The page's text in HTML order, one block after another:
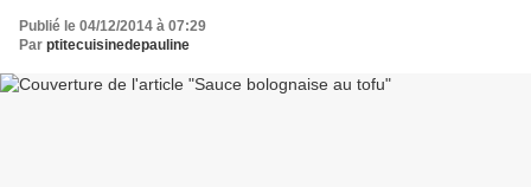
Publié le 04/12/2014 à 07:29
Par ptitecuisinedepauline